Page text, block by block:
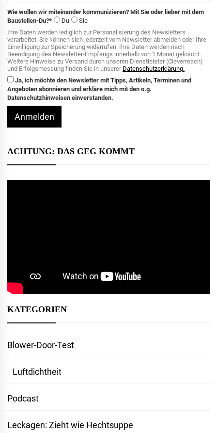
Wie wollen wir miteinander kommunizieren? Mit Sie oder lieber mit dem
Baustellen-Du?*
Du
Sie
Ihre Daten werden lediglich zur Personalisierung des Newsletters
verarbeitet. Sie können sich jederzeit vom Newsletter abmelden oder Ihre
Einwilligung zur Speicherung widerrufen. Ihre Daten werden nach
Beendigung des Newsletter-Empfangs innerhalb von 1 Monat gelöscht.
Weitere Hinweise zu Versand durch unseren Dienstleister (Cleverreach)
und Erfolgsmessung finden Sie in unserer Datenschutzerklärung.
Ja, ich möchte den Newsletter mit Tipps, Artikeln, Terminen und
Angeboten abonnieren und erkläre mich mit den o.g.
Datenschutzhinweisen einverstanden.
Anmelden
ACHTUNG: DAS GEG KOMMT
KATEGORIEN
Blower-Door-Test
Luftdichtheit
Podcast
Leckagen: Zieht wie Hechtsuppe